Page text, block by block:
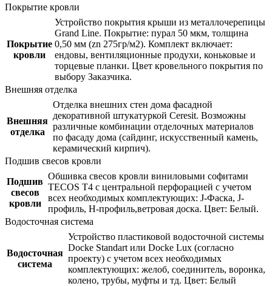
Покрытие кровли
Покрытие
кровли
Устройство покрытия крыши из металлочерепицы
Grand Line. Покрытие: пурал 50 мкм, толщина
0,50 мм (zn 275гр/м2). Комплект включает:
ендовы, вентиляционные продухи, коньковые и
торцевые планки. Цвет кровельного покрытия по
выбору Заказчика.
Внешняя отделка
Внешняя
отделка
Отделка внешних стен дома фасадной
декоративной штукатуркой Ceresit. Возможны
различные комбинации отделочных материалов
по фасаду дома (сайдинг, искусственный камень,
керамический кирпич).
Подшив свесов кровли
Подшив
свесов
кровли
Обшивка свесов кровли виниловыми софитами
TECOS Т4 с центральной перфорацией с учетом
всех необходимых комплектующих: J-Фаска, J-
профиль, Н-профиль,ветровая доска. Цвет: Белый.
Водосточная система
Водосточная
система
Устройство пластиковой водосточной системы
Docke Standart или Docke Lux (согласно
проекту) с учетом всех необходимых
комплектующих: желоб, соединитель, воронка,
колено, трубы, муфты и тд. Цвет: Белый